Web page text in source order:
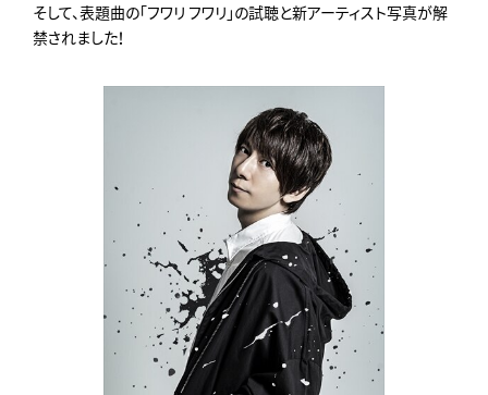
そして、表題曲の「フワリ フワリ」の試聴と新アーティスト写真が解
禁されました！